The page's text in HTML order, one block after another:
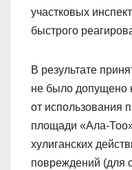
участковых
быстрого
В результате
не было допущено
от использования
площади «Ала-
хулиганских
повреждений (для